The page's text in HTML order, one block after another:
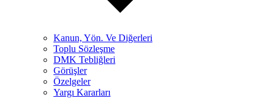
Kanun, Yön. Ve Diğerleri
Toplu Sözleşme
DMK Tebliğleri
Görüşler
Özelgeler
Yargı Kararları